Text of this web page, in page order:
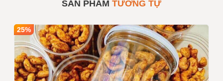
SẢN PHẨM TƯƠNG TỰ
25%